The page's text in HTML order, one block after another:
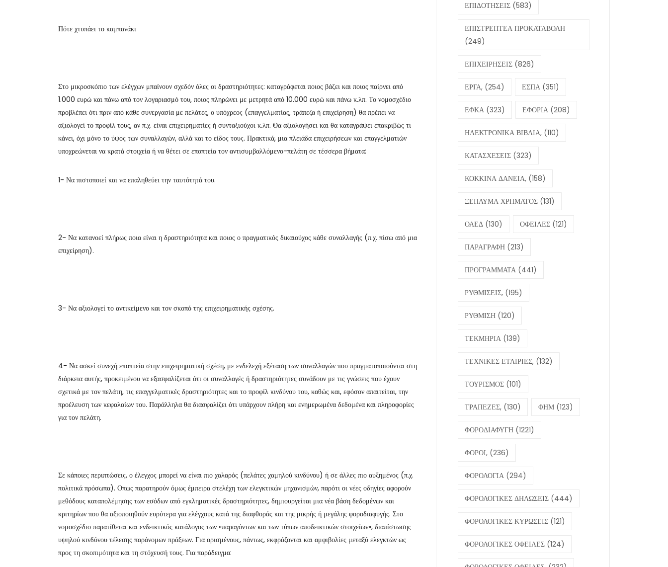
Πότε χτυπάει το καμπανάκι
Στο μικροσκόπιο των ελέγχων μπαίνουν σχεδόν όλες οι δραστηριότητες: καταγράφεται ποιος βάζει και ποιος παίρνει από
1.000 ευρώ και πάνω από τον λογαριασμό του, ποιος πληρώνει με μετρητά από 10.000 ευρώ και πάνω κ.λπ. Το νομοσχέδιο
προβλέπει ότι πριν από κάθε συνεργασία με πελάτες, ο υπόχρεος (επαγγελματίας, τράπεζα ή επιχείρηση) θα πρέπει να
αξιολογεί το προφίλ τους, αν π.χ. είναι επιχειρηματίες ή συνταξιούχοι κ.λπ. Θα αξιολογήσει και θα καταγράψει επακριβώς τι
κάνει, όχι μόνο το ύψος των συναλλαγών, αλλά και το είδος τους. Πρακτικά, μια πλειάδα επιχειρήσεων και επαγγελματιών
υποχρεώνεται να κρατά στοιχεία ή να θέτει σε εποπτεία τον αντισυμβαλλόμενο-πελάτη σε τέσσερα βήματα:
1- Να πιστοποιεί και να επαληθεύει την ταυτότητά του.
2- Να κατανοεί πλήρως ποια είναι η δραστηριότητα και ποιος ο πραγματικός δικαιούχος κάθε συναλλαγής (π.χ. πίσω από μια
επιχείρηση).
3- Να αξιολογεί το αντικείμενο και τον σκοπό της επιχειρηματικής σχέσης.
4- Να ασκεί συνεχή εποπτεία στην επιχειρηματική σχέση, με ενδελεχή εξέταση των συναλλαγών που πραγματοποιούνται στη
διάρκεια αυτής, προκειμένου να εξασφαλίζεται ότι οι συναλλαγές ή δραστηριότητες συνάδουν με τις γνώσεις που έχουν
σχετικά με τον πελάτη, τις επαγγελματικές δραστηριότητες και το προφίλ κινδύνου του, καθώς και, εφόσον απαιτείται, την
προέλευση των κεφαλαίων του. Παράλληλα θα διασφαλίζει ότι υπάρχουν πλήρη και ενημερωμένα δεδομένα και πληροφορίες
για τον πελάτη.
Σε κάποιες περιπτώσεις, ο έλεγχος μπορεί να είναι πιο χαλαρός (πελάτες χαμηλού κινδύνου) ή σε άλλες πιο αυξημένος (π.χ.
πολιτικά πρόσωπα). Οπως παρατηρούν όμως έμπειρα στελέχη των ελεγκτικών μηχανισμών, παρότι οι νέες οδηγίες αφορούν
μεθόδους καταπολέμησης των εσόδων από εγκληματικές δραστηριότητες, δημιουργείται μια νέα βάση δεδομένων και
κριτηρίων που θα αξιοποιηθούν ευρύτερα για ελέγχους κατά της διαφθοράς και της μικρής ή μεγάλης φοροδιαφυγής. Στο
νομοσχέδιο παρατίθεται και ενδεικτικός κατάλογος των «παραγόντων και των τύπων αποδεικτικών στοιχείων», διαπίστωσης
υψηλού κινδύνου τέλεσης παράνομων πράξεων. Για ορισμένους, πάντως, εκφράζονται και αμφιβολίες μεταξύ ελεγκτών ως
προς τη σκοπιμότητα και τη στόχευσή τους. Για παράδειγμα:
ΕΠΙΔΟΤΗΣΕΙΣ (583)
ΕΠΙΣΤΡΕΠΤΕΑ ΠΡΟΚΑΤΑΒΟΛΗ
(249)
ΕΠΙΧΕΙΡΗΣΕΙΣ (826)
ΕΡΓΑ, (254) ΕΣΠΑ (351)
ΕΦΚΑ (323) ΕΦΟΡΙΑ (208)
ΗΛΕΚΤΡΟΝΙΚΑ ΒΙΒΛΙΑ, (110)
ΚΑΤΑΣΧΕΣΕΙΣ (323)
ΚΟΚΚΙΝΑ ΔΑΝΕΙΑ, (158)
ΞΕΠΛΥΜΑ ΧΡΗΜΑΤΟΣ (131)
ΟΑΕΔ (130) ΟΦΕΙΛΕΣ (121)
ΠΑΡΑΓΡΑΦΗ (213)
ΠΡΟΓΡΑΜΜΑΤΑ (441)
ΡΥΘΜΙΣΕΙΣ, (195)
ΡΥΘΜΙΣΗ (120)
ΤΕΚΜΗΡΙΑ (139)
ΤΕΧΝΙΚΕΣ ΕΤΑΙΡΙΕΣ, (132)
ΤΟΥΡΙΣΜΟΣ (101)
ΤΡΑΠΕΖΕΣ, (130) ΦΗΜ (123)
ΦΟΡΟΔΙΑΦΥΓΗ (1221)
ΦΟΡΟΙ, (236)
ΦΟΡΟΛΟΓΙΑ (294)
ΦΟΡΟΛΟΓΙΚΕΣ ΔΗΛΩΣΕΙΣ (444)
ΦΟΡΟΛΟΓΙΚΕΣ ΚΥΡΩΣΕΙΣ (121)
ΦΟΡΟΛΟΓΙΚΕΣ ΟΦΕΙΛΕΣ (124)